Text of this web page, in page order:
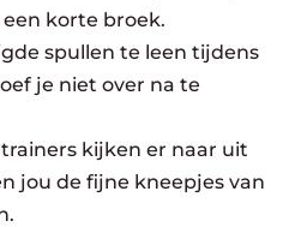
korte broek.
spullen te leen tijdens
je niet over na te
kijken er naar uit
jou de fijne kneepjes van